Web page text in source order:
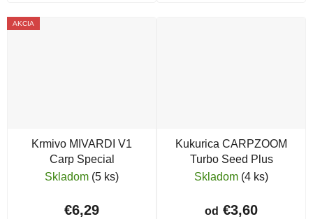
AKCIA
Krmivo MIVARDI V1
Carp Special
Skladom (5 ks)
€6,29
Kukurica CARPZOOM
Turbo Seed Plus
Skladom (4 ks)
od €3,60